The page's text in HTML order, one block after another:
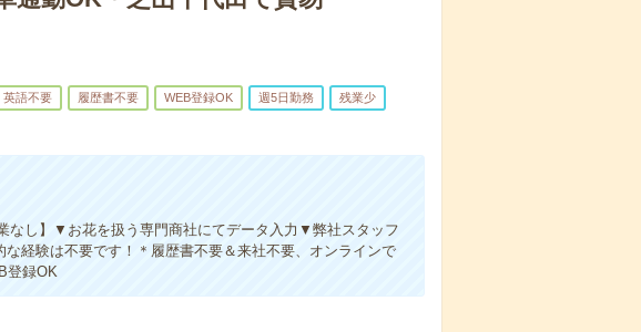
英語不要 履歴書不要 WEB登録OK 週5日勤務 残業少
なし】▼お花を扱う専門商社にてデータ入力▼弊社スタッフ
経験は不要です！＊履歴書不要＆来社不要、オンラインで
登録OK